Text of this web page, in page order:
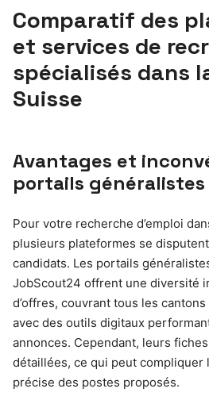
Comparatif des
et services de
spécialisés dans
Suisse
Avantages et
portails
Pour votre recherche d’emploi
plusieurs plateformes se disputent
candidats. Les portails
JobScout24 offrent une diversité
d’offres, couvrant tous les
avec des outils digitaux
annonces. Cependant, leurs
détaillées, ce qui peut compliquer
précise des postes proposés.